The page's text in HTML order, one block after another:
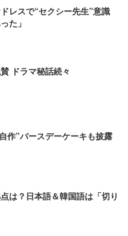
レスで“セクシー先生”意識
た」
ドラマ秘話続々
作”バースデーケーキも披露
は？日本語＆韓国語は「切り